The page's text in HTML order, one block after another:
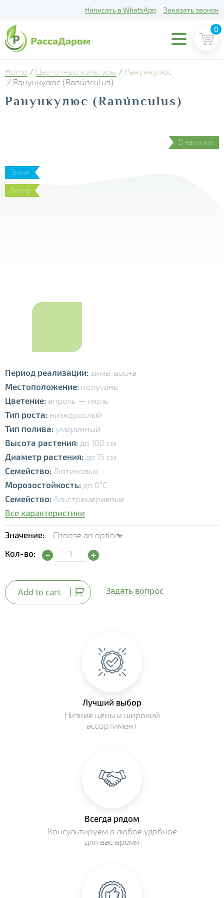
Написать в WhatsApp Заказать звонок
0
Home / Цветочные культуры / Ранункулюс
/ Ранункулюс (Ranúnculus)
Ранункулюс (Ranúnculus)
В наличии
Зима
Весна
Период реализации: зима, весна
Местоположение: полутень
Цветение: апрель — июль
Тип роста: низкорослый
Тип полива: умеренный
Высота растения: до 100 см
Диаметр растения: до 15 см
Семейство: Лютиковых
Морозостойкость: до 0°С
Семейство: Альстремериевые
Все характеристики
Значение
Кол-во:
Ранункулюс (Ranúnculus) quantity
Add to cart Задать вопрос
Лучший выбор
Низкие цены и широкий
ассортимент
Всегда рядом
Консультируем в любое удобное
для вас время